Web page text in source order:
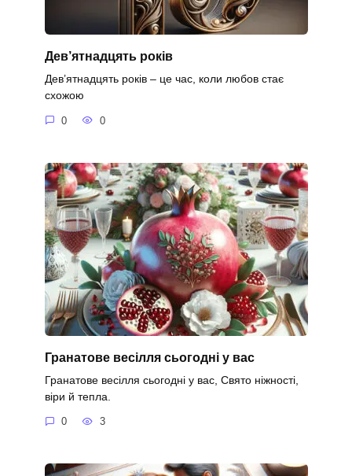
Дев’ятнадцять років
Дев’ятнадцять років – це час, коли любов стає
схожою
0 0
Гранатове весілля сьогодні у вас
Гранатове весілля сьогодні у вас, Свято ніжності,
віри й тепла.
0 3